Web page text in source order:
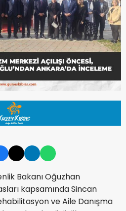
Bakanı Oğuzhan
kapsamında Sincan
ve Aile Danışma